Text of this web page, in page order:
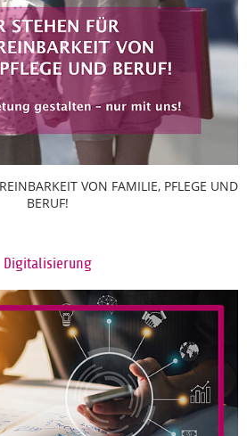
VON FAMILIE, PFLEGE UND
BERUF!
Digitalisierung